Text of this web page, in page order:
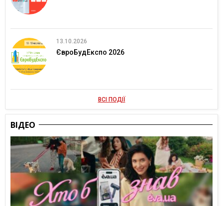
13.10.2026
ЄвроБудЕкспо 2026
ВСІ ПОДІЇ
ВІДЕО